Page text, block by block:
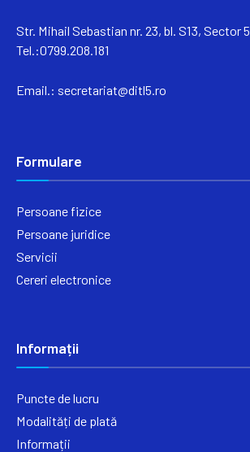
Str. Mihail Sebastian nr. 23, bl. S13, Sector 5
Tel.:0799.208.181
Email.: secretariat@ditl5.ro
Formulare
Persoane fizice
Persoane juridice
Servicii
Cereri electronice
Informații
Puncte de lucru
Modalități de plată
Informații